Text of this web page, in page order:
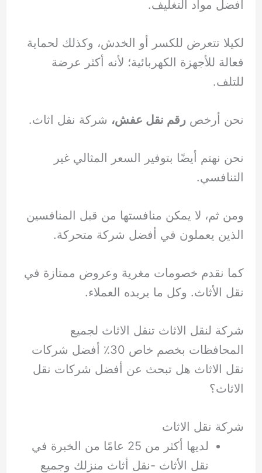
أفضل مواد التغليف.
لكيلا تتعرض للكسر أو الخدش، وكذلك لحماية
فعالة للأجهزة الكهربائية؛ لأنه أكثر عرضة
للتلف.
نحن أرخص رقم نقل عفش، شركة نقل اثاث.
نحن نهتم أيضًا بتوفير السعر المثالي غير
التنافسي.
ومن ثم، لا يمكن منافستها من قبل المنافسين
الذين يعملون في أفضل شركة متحركة.
كما نقدم خصومات مغرية وعروض ممتازة في
نقل الأثاث. وكل ما يريده العملاء.
شركة لنقل الاثاث تنقل الاثاث لجميع
المحافظات بخصم خاص 30٪ أفضل شركات
نقل الاثاث هل تبحث عن أفضل شركات نقل
الاثاث؟
شركة نقل الاثاث
لديها أكثر من 25 عامًا من الخبرة في
نقل الأثاث -نقل أثاث منزلك وجميع